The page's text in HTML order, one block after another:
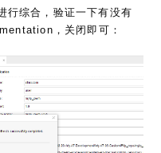
行综合，验证一下有没有
，关闭即可：